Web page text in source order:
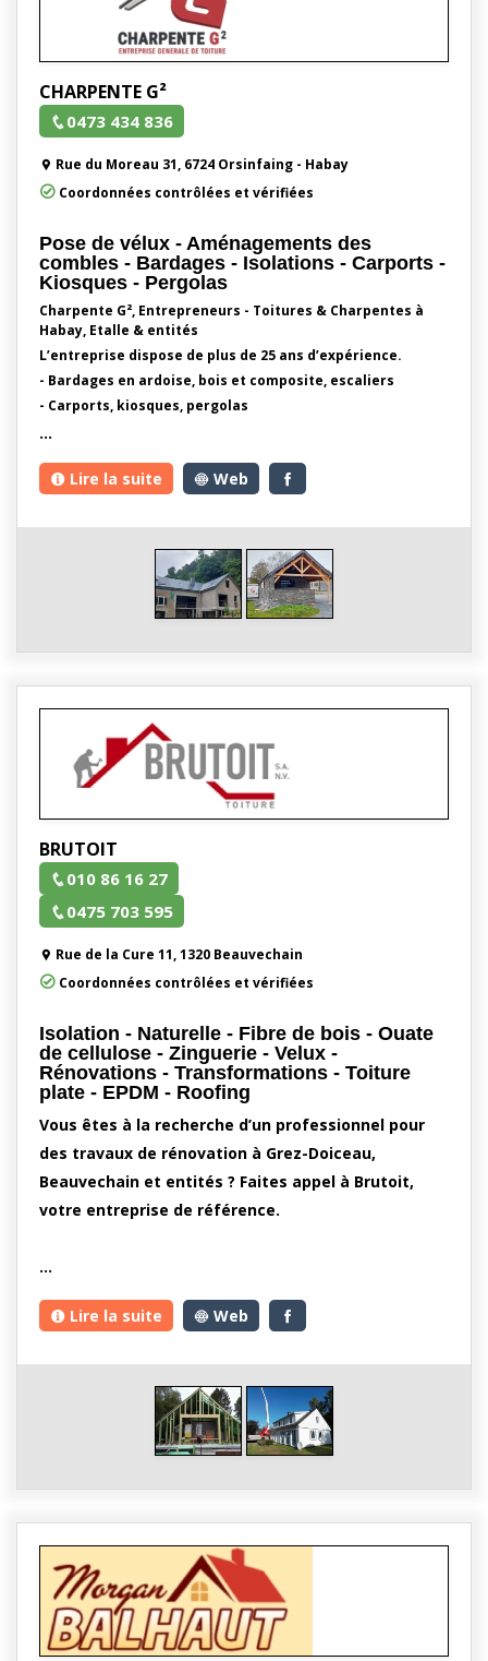
CHARPENTE G²
0473 434 836
Rue du Moreau 31, 6724 Orsinfaing - Habay
Coordonnées contrôlées et vérifiées
Pose de vélux - Aménagements des
combles - Bardages - Isolations - Carports -
Kiosques - Pergolas
Charpente G², Entrepreneurs - Toitures & Charpentes à
Habay, Etalle & entités
L’entreprise dispose de plus de 25 ans d’expérience.
- Bardages en ardoise, bois et composite, escaliers
- Carports, kiosques, pergolas
…
Lire la suite Web
BRUTOIT
010 86 16 27
0475 703 595
Rue de la Cure 11, 1320 Beauvechain
Coordonnées contrôlées et vérifiées
Isolation - Naturelle - Fibre de bois - Ouate
de cellulose - Zinguerie - Velux -
Rénovations - Transformations - Toiture
plate - EPDM - Roofing
Vous êtes à la recherche d’un professionnel pour
des travaux de rénovation à Grez-Doiceau,
Beauvechain et entités ? Faites appel à Brutoit,
votre entreprise de référence.
…
Lire la suite Web